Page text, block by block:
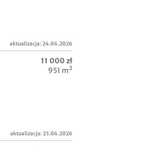
aktualizacja: 24.06.2026
11 000 zł
951 m²
aktualizacja: 23.06.2026